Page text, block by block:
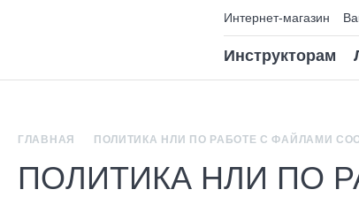
Интернет-магазин
Инструкторам
ГЛАВНАЯ ПОЛИТИКА НЛИ ПО РАБОТЕ С ФАЙЛАМИ
ПОЛИТИКА НЛИ ПО